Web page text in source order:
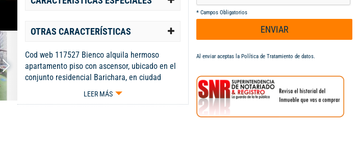
OTRAS CARACTERÍSTICAS
Cod web 117527 Bienco alquila hermoso
apartamento piso con ascensor, ubicado en el
conjunto residencial Barichara, en ciudad
Guabinas Yumbo, consta de 2 amplias
habitaciones con closet, con vista al exterior,
LEER MÁS
* Campos Obligatorios
ENVIAR
Al enviar aceptas la Política de Tratamiento de datos.